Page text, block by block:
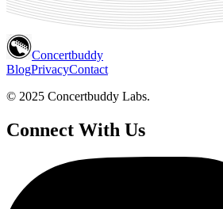
Concertbuddy
BlogPrivacyContact
© 2025 Concertbuddy Labs.
Connect With Us